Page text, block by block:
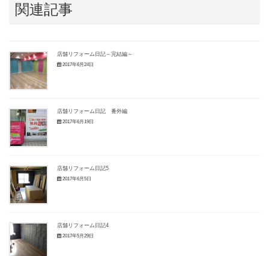
関連記事
店舗リフォーム日記～完結編～
2017年6月24日
店舗リフォーム日記 番外編
2017年6月19日
店舗リフォーム日記5
2017年6月5日
店舗リフォーム日記4
2017年5月29日